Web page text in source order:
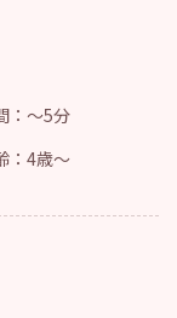
：～5分
：4歳～